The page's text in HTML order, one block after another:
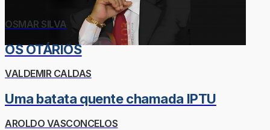
OSMAR SILVA
OS OTÁRIOS
VALDEMIR CALDAS
Uma batata quente chamada IPTU
AROLDO VASCONCELOS